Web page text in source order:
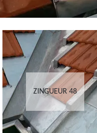
ZINGUEUR 48